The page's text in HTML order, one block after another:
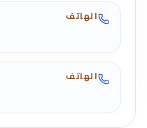
الهاتف
الهاتف